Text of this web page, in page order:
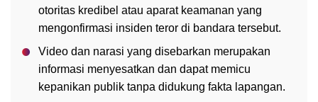
otoritas kredibel atau aparat keamanan yang
mengonfirmasi insiden teror di bandara tersebut.
Video dan narasi yang disebarkan merupakan
informasi menyesatkan dan dapat memicu
kepanikan publik tanpa didukung fakta lapangan.